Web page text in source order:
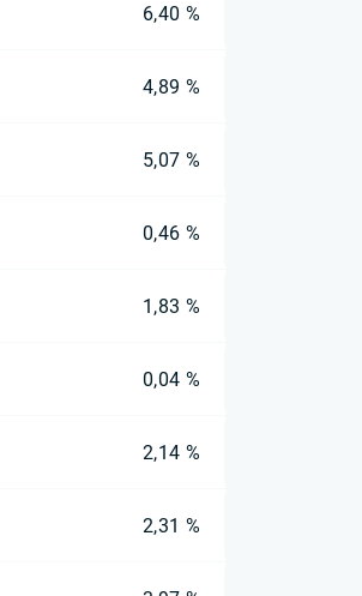
6,40 %
4,89 %
5,07 %
0,46 %
1,83 %
0,04 %
2,14 %
2,31 %